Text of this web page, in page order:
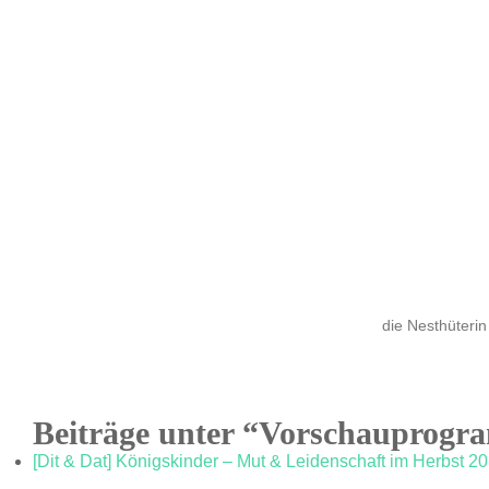
die Nesthüterin
Beiträge unter
[Dit & Dat] Königskinder – Mut & Leidenschaft im Herbst